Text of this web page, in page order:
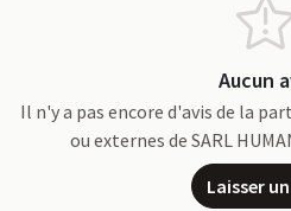
Aucun
Il n'y a pas encore d'avis de la
ou externes de SARL
Laisser